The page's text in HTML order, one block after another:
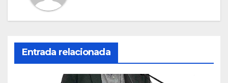
Entrada relacionada